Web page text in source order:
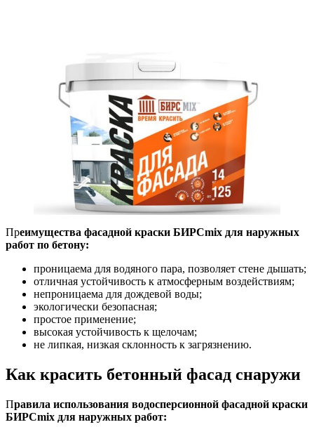
Преимущества фасадной краски БИРСmix для наружных
работ по бетону:
проницаема для водяного пара, позволяет стене дышать;
отличная устойчивость к атмосферным воздействиям;
непроницаема для дождевой воды;
экологически безопасная;
простое применение;
высокая устойчивость к щелочам;
не липкая, низкая склонность к загрязнению.
Как красить бетонный фасад снаружи
Правила использования водосперсионной фасадной краски
БИРСmix для наружных работ: